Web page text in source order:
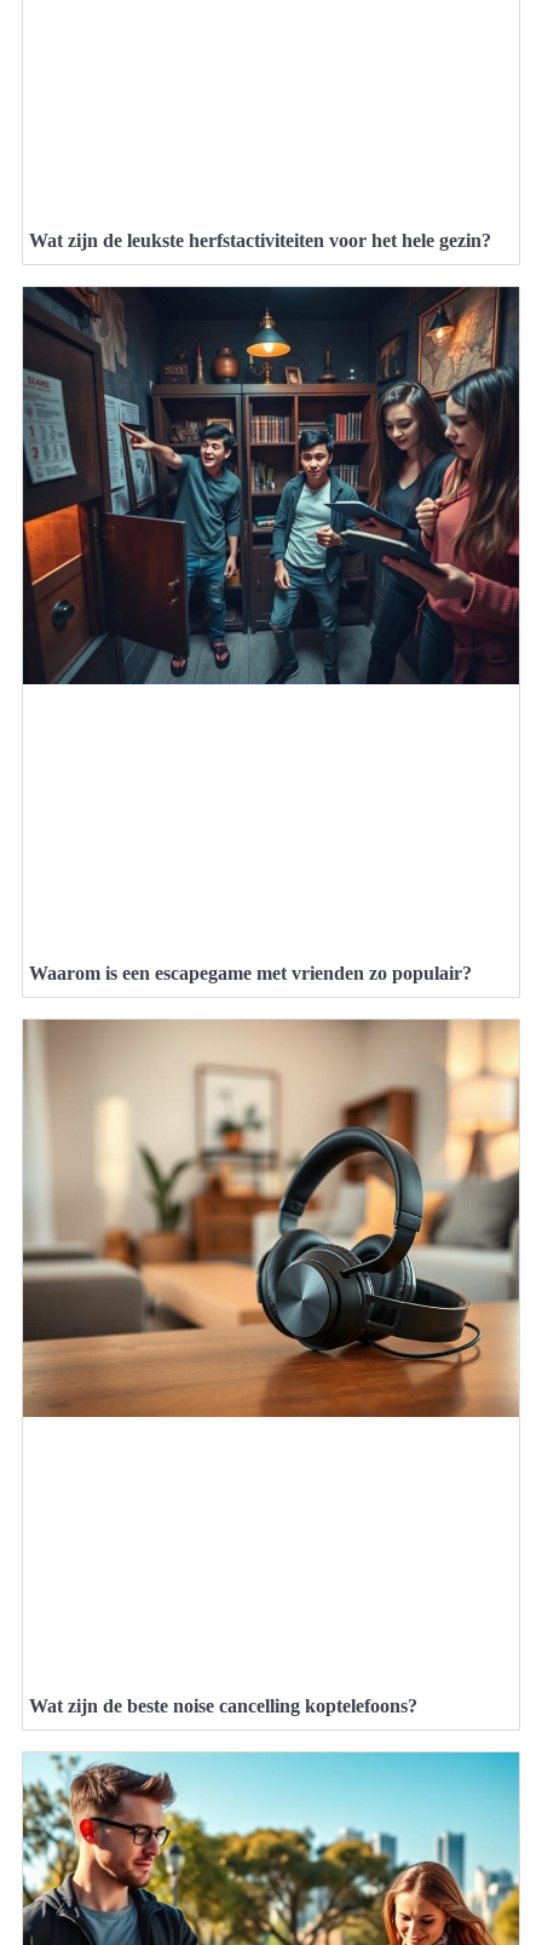
Wat zijn de leukste herfstactiviteiten voor het hele gezin?
Waarom is een escapegame met vrienden zo populair?
Wat zijn de beste noise cancelling koptelefoons?